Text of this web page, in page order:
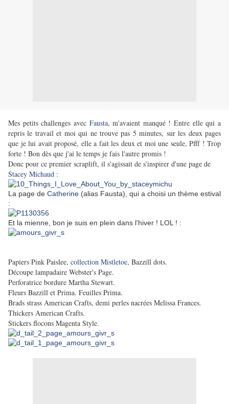
Mes petits challenges avec Fausta, m'avaient manqué ! Entre elle qui a
repris le travail et moi qui ne trouve pas 5 minutes, sur les deux pages
que je lui avait proposé, elle a fait les deux et moi une seule, Pfff ! Trop
forte ! Bon dès que j'ai le temps je fais l'autre promis !
Donc pour ce premier scraplift, il s'agissait de s'inspirer d'une page de
Stacey Michaud :
La page de Catherine (alias Fausta), qui a choisi un thème estival
:
Et la mienne, bon je suis en plein dans l'hiver ! LOL ! :
Papiers Pink Paislee, collection Mistletoe, Bazzill dots.
Découpe lampadaire Webster's Page.
Perforatrice bordure Martha Stewart.
Fleurs Bazzill et Prima. Feuilles Prima.
Brads strass American Crafts, demi perles nacrées Melissa Frances.
Thickers American Crafts.
Stickers flocons Magenta Style.